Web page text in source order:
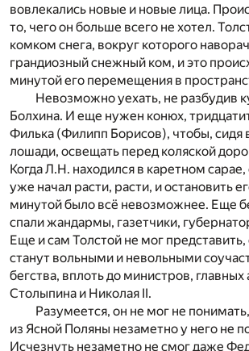
вовлекались новые и новые лица.
то, чего он больше всего не хотел.
комком снега, вокруг которого
грандиозный снежный ком, и это
минутой его перемещения в
Невозможно уехать, не разбудив
Болхина. И еще нужен конюх,
Филька (Филипп Борисов), чтобы, сидя
лошади, освещать перед коляской
Когда Л.Н. находился в каретном
уже начал расти, расти, и остановить
минутой было всё невозможнее. Еще
спали жандармы, газетчики,
Еще и сам Толстой не мог
станут вольными и невольными
бегства, вплоть до министров,
Столыпина и Николая II.
Разумеется, он не мог не
из Ясной Поляны незаметно у него не
Исчезнуть незаметно не смог даже